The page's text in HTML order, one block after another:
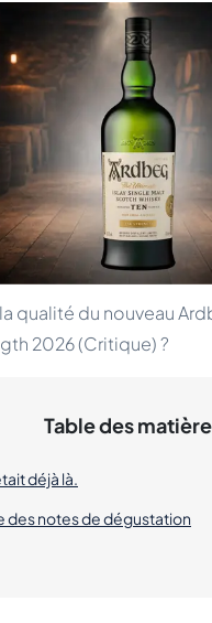
qualité du nouveau
2026 (Critique) ?
Table des
déjà là.
des notes de dégustation